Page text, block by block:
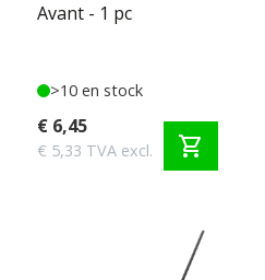
Avant - 1 pc
>10 en stock
€ 6,45
€ 5,33 TVA excl. shopping_cart